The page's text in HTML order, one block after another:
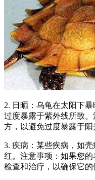
2. 日晒：乌龟在太阳下
过度暴露于紫外线所致
方，以避免过度暴露于阳
3. 疾病：某些疾病，如
红。注意事项：如果您
检查和治疗，以确保它的